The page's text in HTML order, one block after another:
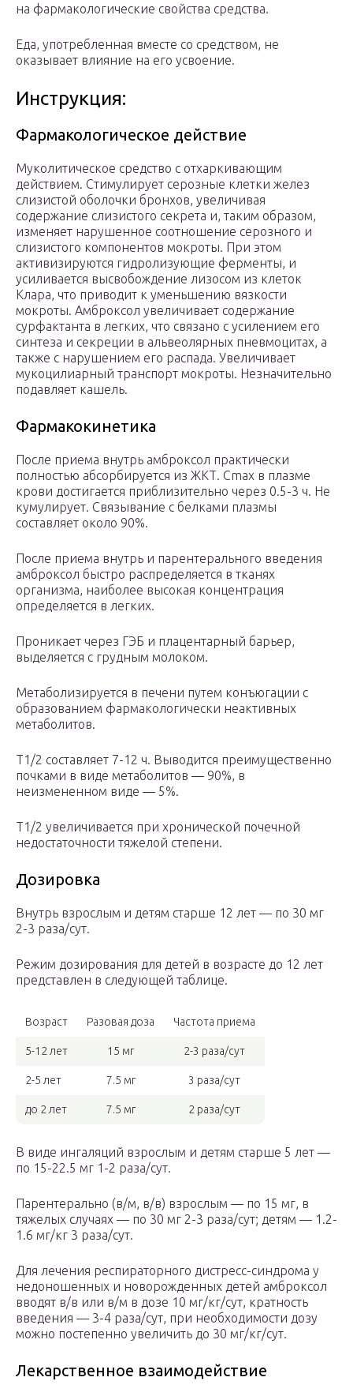
на фармакологические свойства средства.
Еда, употребленная вместе со средством, не
оказывает влияние на его усвоение.
Инструкция:
Фармакологическое действие
Муколитическое средство с отхаркивающим
действием. Стимулирует серозные клетки желез
слизистой оболочки бронхов, увеличивая
содержание слизистого секрета и, таким образом,
изменяет нарушенное соотношение серозного и
слизистого компонентов мокроты. При этом
активизируются гидролизующие ферменты, и
усиливается высвобождение лизосом из клеток
Клара, что приводит к уменьшению вязкости
мокроты. Амброксол увеличивает содержание
сурфактанта в легких, что связано с усилением его
синтеза и секреции в альвеолярных пневмоцитах, а
также с нарушением его распада. Увеличивает
мукоцилиарный транспорт мокроты. Незначительно
подавляет кашель.
Фармакокинетика
После приема внутрь амброксол практически
полностью абсорбируется из ЖКТ. Cmax в плазме
крови достигается приблизительно через 0.5-3 ч. Не
кумулирует. Связывание с белками плазмы
составляет около 90%.
После приема внутрь и парентерального введения
амброксол быстро распределяется в тканях
организма, наиболее высокая концентрация
определяется в легких.
Проникает через ГЭБ и плацентарный барьер,
выделяется с грудным молоком.
Метаболизируется в печени путем конъюгации с
образованием фармакологически неактивных
метаболитов.
T1/2 составляет 7-12 ч. Выводится преимущественно
почками в виде метаболитов — 90%, в
неизмененном виде — 5%.
T1/2 увеличивается при хронической почечной
недостаточности тяжелой степени.
Дозировка
Внутрь взрослым и детям старше 12 лет — по 30 мг
2-3 раза/сут.
Режим дозирования для детей в возрасте до 12 лет
представлен в следующей таблице.
Возраст Разовая доза Частота приема
5-12 лет 15 мг 2-3 раза/сут
2-5 лет 7.5 мг 3 раза/сут
до 2 лет 7.5 мг 2 раза/сут
В виде ингаляций взрослым и детям старше 5 лет —
по 15-22.5 мг 1-2 раза/сут.
Парентерально (в/м, в/в) взрослым — по 15 мг, в
тяжелых случаях — по 30 мг 2-3 раза/сут; детям — 1.2-
1.6 мг/кг 3 раза/сут.
Для лечения респираторного дистресс-синдрома у
недоношенных и новорожденных детей амброксол
вводят в/в или в/м в дозе 10 мг/кг/сут, кратность
введения — 3-4 раза/сут, при необходимости дозу
можно постепенно увеличить до 30 мг/кг/сут.
Лекарственное взаимодействие